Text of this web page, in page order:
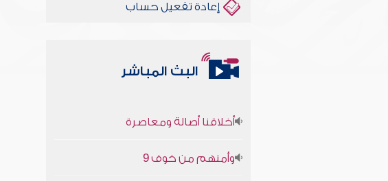
إعادة تفعيل حساب
البث المباشر